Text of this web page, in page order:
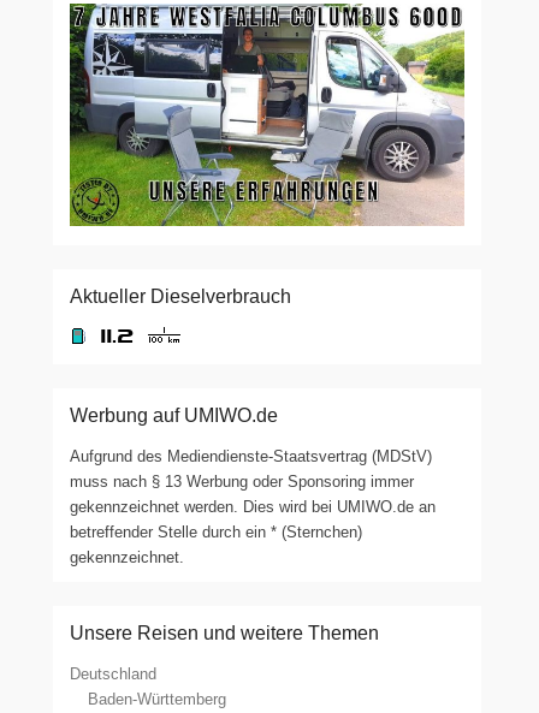
Aktueller Dieselverbrauch
Werbung auf UMIWO.de
Aufgrund des Mediendienste-Staatsvertrag (MDStV)
muss nach § 13 Werbung oder Sponsoring immer
gekennzeichnet werden. Dies wird bei UMIWO.de an
betreffender Stelle durch ein * (Sternchen)
gekennzeichnet.
Unsere Reisen und weitere Themen
Deutschland
Baden-Württemberg